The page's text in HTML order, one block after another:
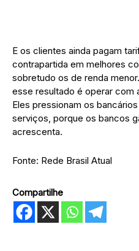
E os clientes ainda pagam
contrapartida em melhores
sobretudo os de renda
esse resultado é operar com
Eles pressionam os
serviços, porque os bancos
acrescenta.
Fonte: Rede Brasil Atual
Compartilhe